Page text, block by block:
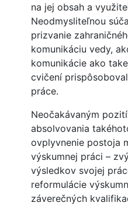
na jej obsah a
Neodmysliteľnou
prizvanie
komunikáciu vedy,
komunikácie ako
cvičení
práce.
Neočakávaným
absolvovania
ovplyvnenie postoja
výskumnej práci –
výsledkov svojej
reformulácie
záverečných